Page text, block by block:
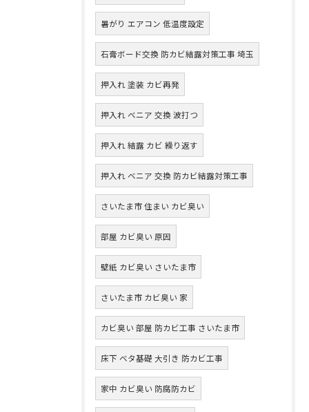
暑がり エアコン 低温度設定
石膏ボード交換 防カビ結露対策工事 埼玉
押入れ 塗装 カビ再発
押入れ ベニア 交換 波打つ
押入れ 結露 カビ 繰り返す
押入れ ベニア 交換 防カビ結露対策工事
さいたま市 住まい カビ臭い
部屋 カビ臭い 原因
壁紙 カビ臭い さいたま市
さいたま市 カビ臭い 家
カビ臭い 部屋 防カビ工事 さいたま市
床下 ベタ基礎 大引き 防カビ工事
家中 カビ臭い 防腐防カビ